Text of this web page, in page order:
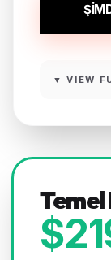
▼ VIEW
Temel